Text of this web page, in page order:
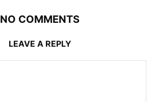
NO COMMENTS
LEAVE A REPLY